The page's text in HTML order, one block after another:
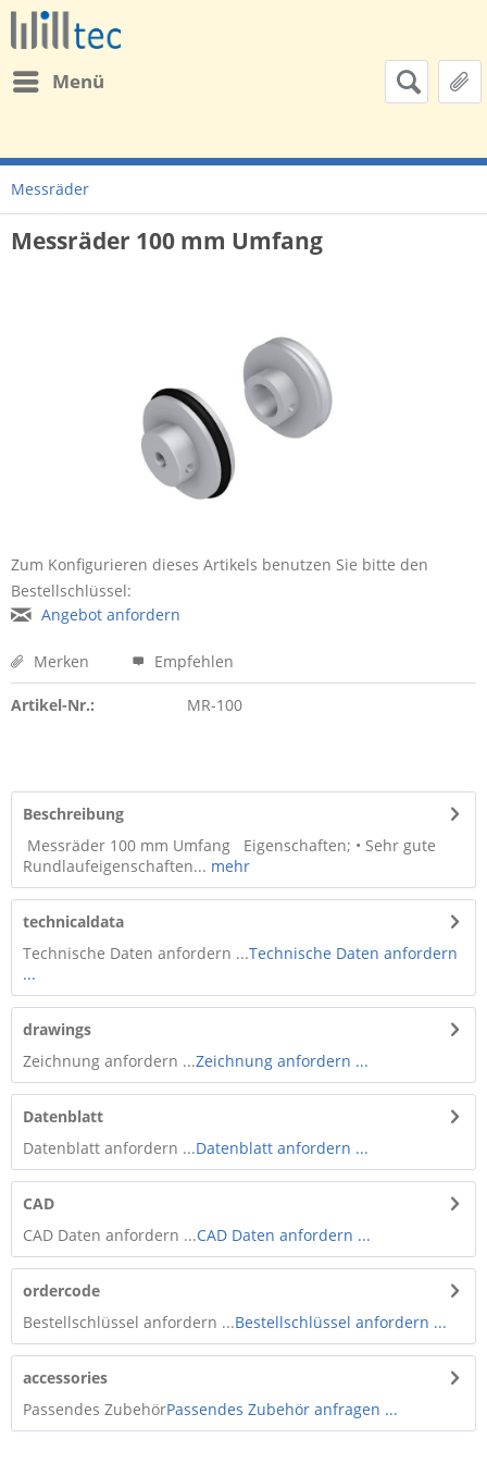
Menü
Messräder
Messräder 100 mm Umfang
Zum Konfigurieren dieses Artikels benutzen Sie bitte den
Bestellschlüssel:
Angebot anfordern
Merken Empfehlen
Artikel-Nr.: MR-100
Beschreibung
Messräder 100 mm Umfang Eigenschaften; • Sehr gute
Rundlaufeigenschaften... mehr
technicaldata
Technische Daten anfordern ...Technische Daten anfordern
...
drawings
Zeichnung anfordern ...Zeichnung anfordern ...
Datenblatt
Datenblatt anfordern ...Datenblatt anfordern ...
CAD
CAD Daten anfordern ...CAD Daten anfordern ...
ordercode
Bestellschlüssel anfordern ...Bestellschlüssel anfordern ...
accessories
Passendes ZubehörPassendes Zubehör anfragen ...